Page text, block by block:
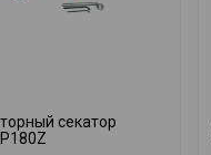
секатор